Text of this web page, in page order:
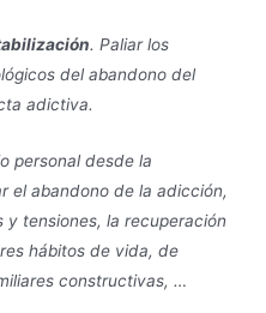
. Paliar los
del abandono del
adictiva.
personal desde la
el abandono de la adicción,
y tensiones, la recuperación
hábitos de vida, de
constructivas, …